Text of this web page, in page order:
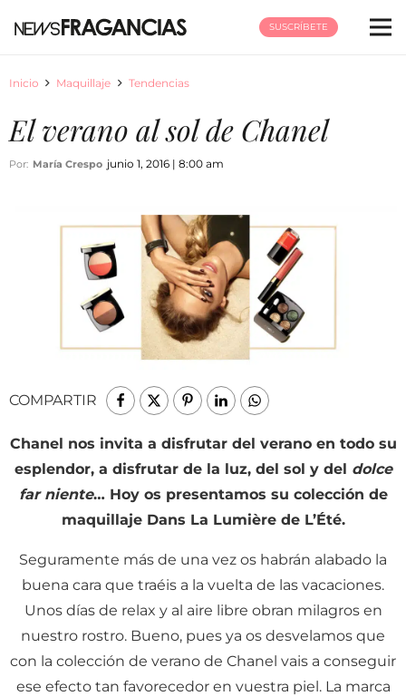
SUSCRÍBETE
Inicio Maquillaje Tendencias
El verano al sol de Chanel
Por: María Crespo junio 1, 2016 | 8:00 am
COMPARTIR
Chanel nos invita a disfrutar del verano en todo su
esplendor, a disfrutar de la luz, del sol y del dolce
far niente… Hoy os presentamos su colección de
maquillaje Dans La Lumière de L’Été.
Seguramente más de una vez os habrán alabado la
buena cara que traéis a la vuelta de las vacaciones.
Unos días de relax y al aire libre obran milagros en
nuestro rostro. Bueno, pues ya os desvelamos que
con la colección de verano de Chanel vais a conseguir
ese efecto tan favorecedor en vuestra piel. La marca